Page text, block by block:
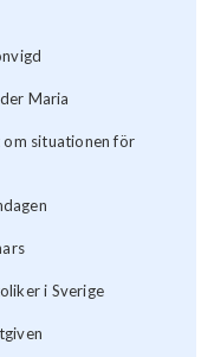
Maria
situationen för
i Sverige